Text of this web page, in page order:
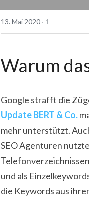
13. Mai 2020 · 1
Warum
Google strafft die
Update BERT & Co.
mehr unterstützt.
SEO Agenturen
und als
die Keywords aus